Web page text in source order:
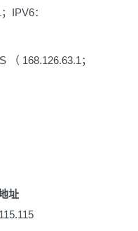
IPV6：
168.126.63.1；
址